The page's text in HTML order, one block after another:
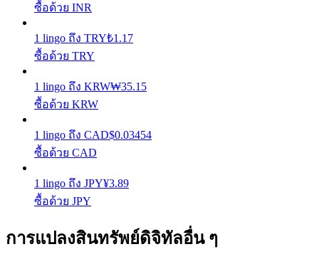
Launchpool
การเซ้งแบบยืดหยุ่นเพื่อรับโทเคนยอดนิยม
ซื้อด้วย INR
1 lingo ถึง TRY₺1.17
ซื้อด้วย TRY
1 lingo ถึง KRW₩35.15
ซื้อด้วย KRW
1 lingo ถึง CAD$0.03454
ซื้อด้วย CAD
1 lingo ถึง JPY¥3.89
ซื้อด้วย JPY
การแปลงสินทรัพย์ดิจิทัลอื่น ๆ